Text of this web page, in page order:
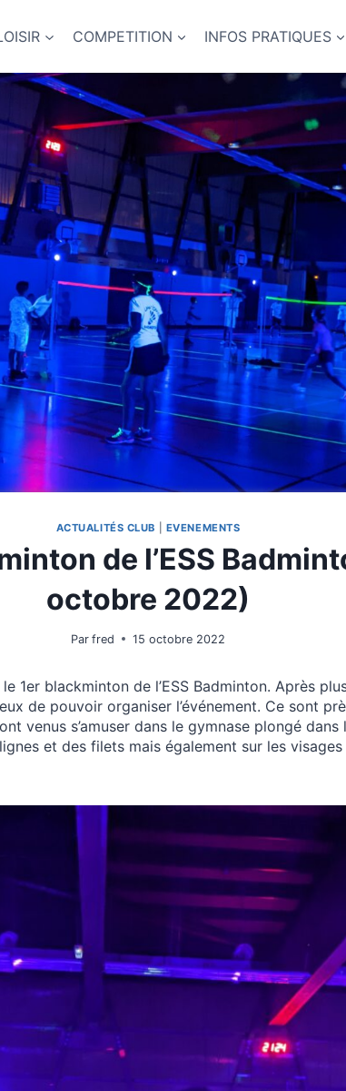
COMPETITION INFOS PRATIQUES
ACTUALITÉS CLUB EVENEMENTS
de l’ESS
octobre 2022)
Par fred 15 octobre 2022
1er blackminton de l’ESS Badminton. Après
de pouvoir organiser l’événement. Ce sont
venus s’amuser dans le gymnase plongé
et des filets mais également sur les